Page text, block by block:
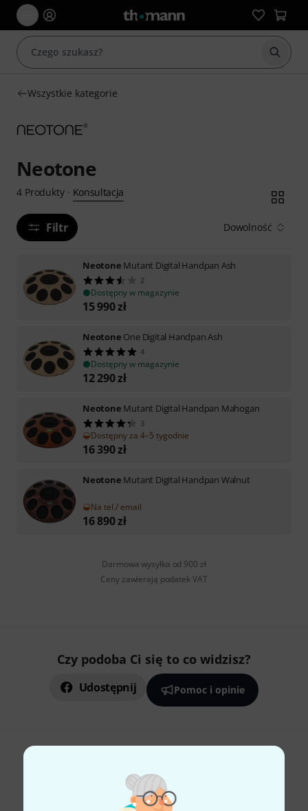
Wszystkie kategorie
Neotone
4 Produkty· Konsultacja
Filtr Dowolność
Neotone Mutant Digital Handpan Ash
2
Dostępny w magazynie
15 990zł
Neotone One Digital Handpan Ash
4
Dostępny w magazynie
12 290zł
Neotone Mutant Digital Handpan Mahogan
3
Dostępny za 4–5 tygodnie
16 390zł
Neotone Mutant Digital Handpan Walnut
Na tel./ email
16 890zł
Darmowa wysyłka od 900 zł
Ceny zawierają podatek VAT
Czy podoba Ci się to co widzisz?
Udostępnij Pomoc i opinie